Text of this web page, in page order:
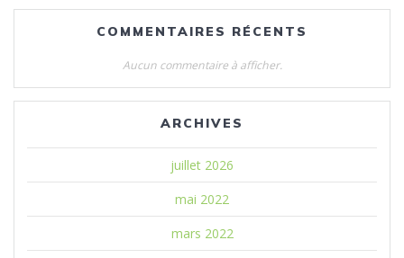
COMMENTAIRES RÉCENTS
Aucun commentaire à afficher.
ARCHIVES
juillet 2026
mai 2022
mars 2022